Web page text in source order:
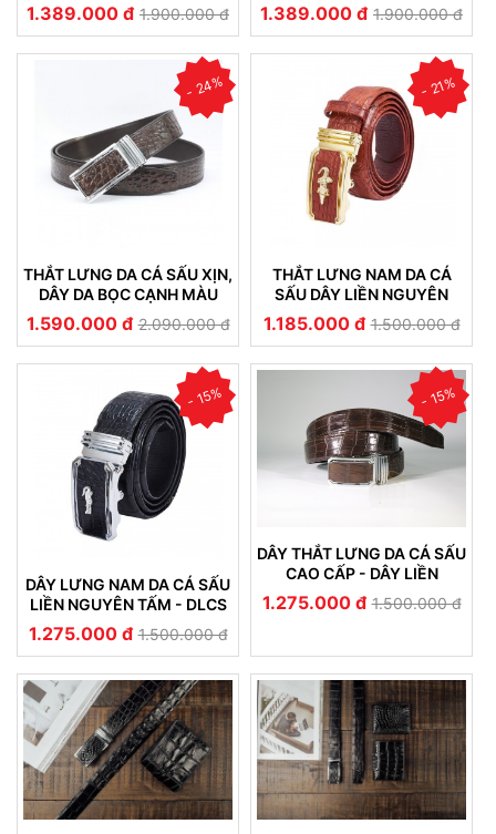
1.389.000 đ 1.900.000 đ 1.389.000 đ 1.900.000 đ
- 24%
THẮT LƯNG DA CÁ SẤU XỊN,
DÂY DA BỌC CẠNH MÀU
NÂU TÂY SANG TRỌNG
1.590.000 đ 2.090.000 đ
- 21%
THẮT LƯNG NAM DA CÁ
SẤU DÂY LIỀN NGUYÊN
TẤM CAO CẤP - DLCS 010
1.185.000 đ 1.500.000 đ
- 15%
DÂY LƯNG NAM DA CÁ SẤU
LIỀN NGUYÊN TẤM - DLCS
011
1.275.000 đ 1.500.000 đ
- 15%
DÂY THẮT LƯNG DA CÁ SẤU
CAO CẤP - DÂY LIỀN
NGUYÊN TẤM - DLCS 012
1.275.000 đ 1.500.000 đ